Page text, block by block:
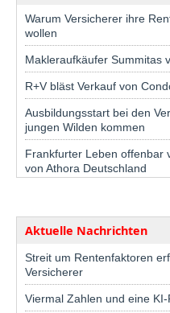
Warum Versicherer ihre
wollen
Makleraufkäufer Summitas
R+V bläst Verkauf von
Ausbildungsstart bei den
jungen Wilden kommen
Frankfurter Leben offenbar
von Athora Deutschland
Aktuelle Nachrichten
Streit um Rentenfaktoren
Versicherer
Viermal Zahlen und eine